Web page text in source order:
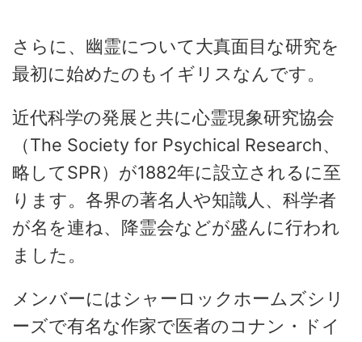
さらに、幽霊について大真面目な研究を
最初に始めたのもイギリスなんです。
近代科学の発展と共に心霊現象研究協会
（The Society for Psychical Research、
略してSPR）が1882年に設立されるに至
ります。各界の著名人や知識人、科学者
が名を連ね、降霊会などが盛んに行われ
ました。
メンバーにはシャーロックホームズシリ
ーズで有名な作家で医者のコナン・ドイ